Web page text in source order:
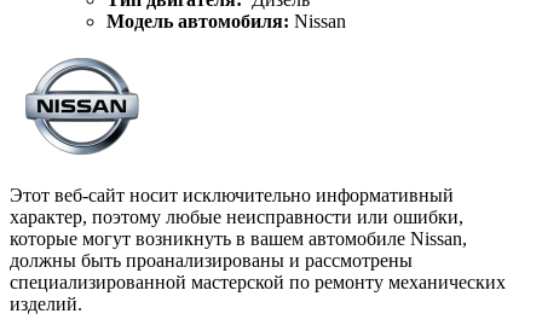
Модель автомобиля: Nissan
Этот веб-сайт носит исключительно информативный
характер, поэтому любые неисправности или ошибки,
которые могут возникнуть в вашем автомобиле Nissan,
должны быть проанализированы и рассмотрены
специализированной мастерской по ремонту механических
изделий.